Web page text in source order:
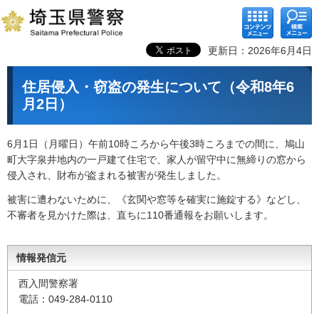
コンテ
ンツメ
ニュー
検索メ
ニュー
更新日：2026年6月4日
住居侵入・窃盗の発生について（令和8年6
月2日）
6月1日（月曜日）午前10時ころから午後3時ころまでの間に、鳩山
町大字泉井地内の一戸建て住宅で、家人が留守中に無締りの窓から
侵入され、財布が盗まれる被害が発生しました。
被害に遭わないために、《玄関や窓等を確実に施錠する》などし、
不審者を見かけた際は、直ちに110番通報をお願いします。
情報発信元
西入間警察署
電話：049-284-0110